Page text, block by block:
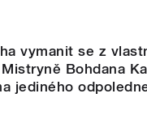
vymanit se z
Bohdana
jediného